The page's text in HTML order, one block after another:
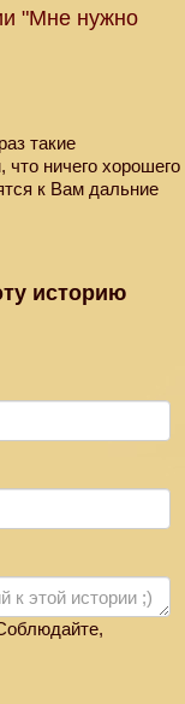
"Мне нужно
такие
ничего хорошего
к Вам дальние
историю